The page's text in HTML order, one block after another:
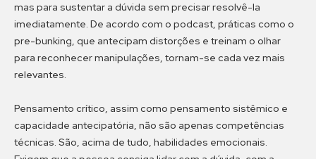
mas para sustentar a dúvida sem precisar resolvê-la
imediatamente. De acordo com o podcast, práticas como o
pre-bunking, que antecipam distorções e treinam o olhar
para reconhecer manipulações, tornam-se cada vez mais
relevantes.
Pensamento crítico, assim como pensamento sistêmico e
capacidade antecipatória, não são apenas competências
técnicas. São, acima de tudo, habilidades emocionais.